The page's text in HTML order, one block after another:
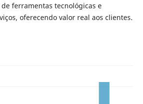
ferramentas tecnológicas e
oferecendo valor real aos clientes.